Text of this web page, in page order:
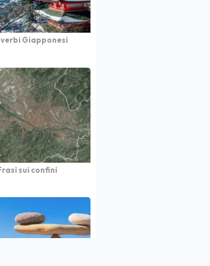
Giapponesi
sui confini